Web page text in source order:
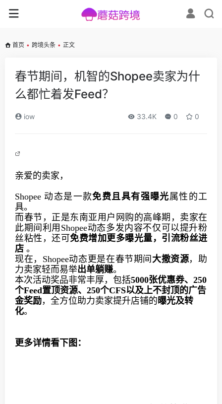
首页 • 跨境头条 • 正文
春节期间，机智的Shopee卖家为什
么都忙着发Feed？
iow 33.4K 0 0
亲爱的卖家，
Shopee 动态是一款免费且具有强曝光属性的工
具。
而春节，正是东南亚用户网购的高峰期，卖家在
此期间利用Shopee动态多发内容不仅可以提升粉
丝粘性，还可 免费增加更多曝光量，引流粉丝进
店 。
现在，Shopee动态更是在春节期间 大撒资源，助
力卖家轻而易举出单躺赚。
本次活动奖品非常丰厚，包括5000张优惠券、250
个Feed置顶资源、250个CFS以及上不封顶的广告
金奖励，全方位助力卖家提升店铺的曝光及转
化。
更多详情看下图：